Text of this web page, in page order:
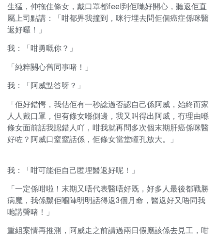
生猛，仲拖住條女，戴口罩都feel到佢哋好開心，聽返佢直
屬上司點講：「咁都畀我撞到，咪行埋去問佢個癌症係咪醫
返好囉！」
我：「咁勇嘅你？」
「純粹關心舊同事啫！」
我：「阿威點答呀？」
「佢好錯愕，我估佢有一秒諗過否認自己係阿威，始終而家
人人戴口罩，但有條女喺側邊，我又叫得出阿威，冇理由喺
條女面前話我認錯人吖，咁我就再問多次個末期肝癌係咪醫
好咗？阿威口窒窒話係，佢條女當堂瞳孔放大。」
我：「咁可能佢自己匿埋醫返好呢！」
「一定係咁啦！末期又唔代表醫唔好既，好多人最後都戰勝
病魔，我係嬲佢嗰陣明明話得返3個月命，醫返好又唔同我
哋講聲啫！」
重組案情再推測，阿威走之前請過兩日假應該係去見工，咁